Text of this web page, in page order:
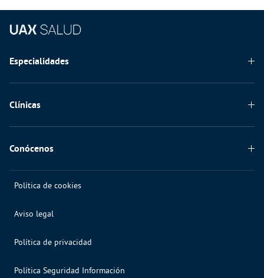
Especialidades
Odontología
Clínicas
Clínica Dental
Conócenos
Formación
Compromiso de calidad
Compromiso con la Seguridad
Política de cookies
Aviso legal
Política de privacidad
Política Seguridad Información